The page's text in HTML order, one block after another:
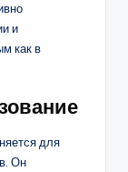
и
как в
для
Он